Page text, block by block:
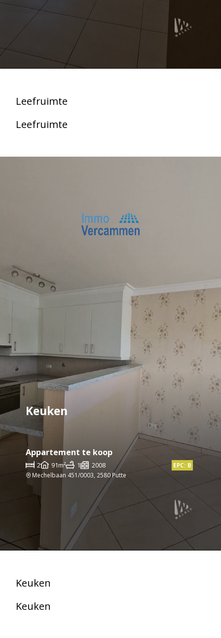
Leefruimte
Leefruimte
Keuken
Appartement te koop
2 91m² 1 2008
EPC: B
Mechelbaan 451/0003, 2580 Putte
Keuken
Keuken